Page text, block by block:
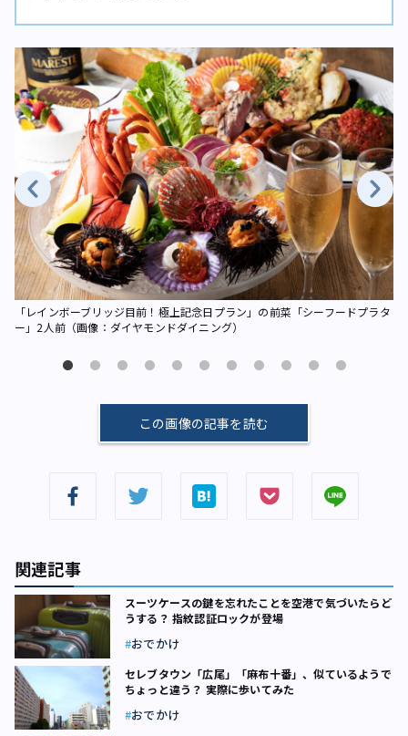
「レインボーブリッジ目前！極上記念日プラン」の前菜「シーフードプラタ
ー」2人前（画像：ダイヤモンドダイニング）
この画像の記事を読む
関連記事
スーツケースの鍵を忘れたことを空港で気づいたらど
うする？ 指紋認証ロックが登場
おでかけ
セレブタウン「広尾」「麻布十番」、似ているようで
ちょっと違う？ 実際に歩いてみた
おでかけ